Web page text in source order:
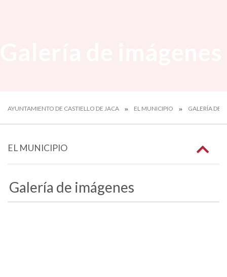
AYUNTAMIENTO DE CASTIELLO DE JACA EL MUNICIPIO GALERÍA DE
EL MUNICIPIO
Galería de imágenes